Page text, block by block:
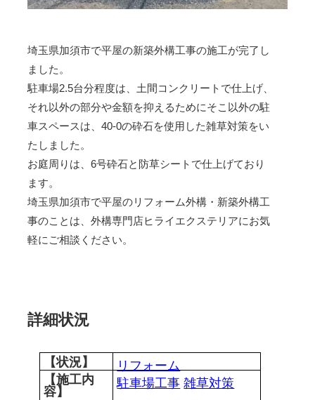
埼玉県加須市で平屋の新築外構工事の施工が完了し
ました。
駐車場2.5台分程度は、土間コンクリートで仕上げ、
それ以外の部分や金額を抑えるためにそこ以外の駐
車スペースは、40-0の砕石を使用した雑草対策をい
たしました。
お庭周りは、6号砕石と防草シートで仕上げており
ます。
埼玉県加須市で平屋のリフォーム外構・新築外構工
事のことは、外構専門店ヒライエクステリアにお気
軽にご相談ください。
詳細状況
【状況】
リフォーム
【施工内
容】
駐車場工事 雑草対策